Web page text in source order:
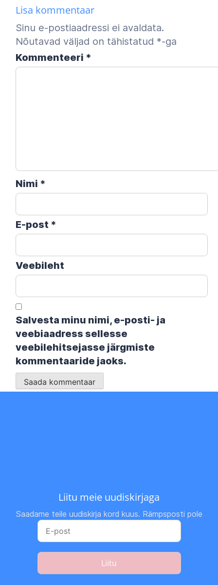
Lisa kommentaar
Sinu e-postiaadressi ei avaldata.
Nõutavad väljad on tähistatud *-ga
Kommenteeri *
Nimi *
E-post *
Veebileht
Salvesta minu nimi, e-posti- ja
veebiaadress sellesse
veebilehitsejasse järgmiste
kommentaaride jaoks.
Liitu meie uudiskirjaga
Saadame teile uudiskirja kord kuus. Rämpsposti pole
Liitu